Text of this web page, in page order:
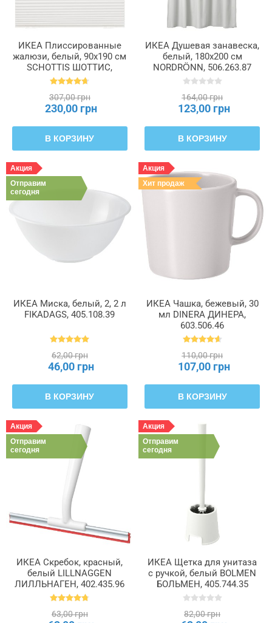
ИКЕА Плиссированные
жалюзи, белый, 90x190 см
SCHOTTIS ШОТТИС,
202.422.82
307,00 грн
230,00 грн
В КОРЗИНУ
ИКЕА Душевая занавеска,
белый, 180x200 см
NORDRÖNN, 506.263.87
164,00 грн
123,00 грн
В КОРЗИНУ
Акция
Отправим
сегодня
ИКЕА Миска, белый, 2, 2 л
FIKADAGS, 405.108.39
62,00 грн
46,00 грн
В КОРЗИНУ
Акция
Хит продаж
ИКЕА Чашка, бежевый, 30
мл DINERA ДИНЕРА,
603.506.46
110,00 грн
107,00 грн
В КОРЗИНУ
Акция
Отправим
сегодня
ИКЕА Скребок, красный,
белый LILLNAGGEN
ЛИЛЛЬНАГЕН, 402.435.96
63,00 грн
Акция
Отправим
сегодня
ИКЕА Щетка для унитаза
с ручкой, белый BOLMEN
БОЛЬМЕН, 405.744.35
82,00 грн